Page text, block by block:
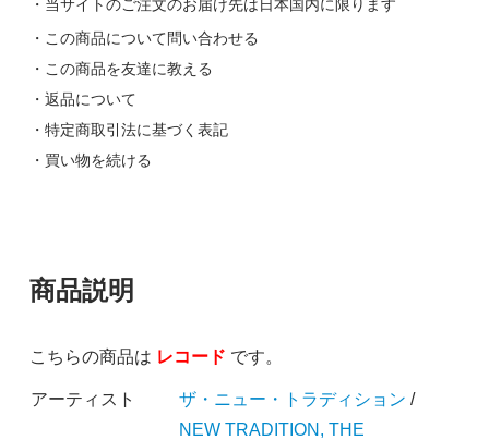
・当サイトのご注文のお届け先は日本国内に限ります
・この商品について問い合わせる
・この商品を友達に教える
・返品について
・特定商取引法に基づく表記
・買い物を続ける
商品説明
こちらの商品は レコード です。
アーティスト ザ・ニュー・トラディション /
NEW TRADITION, THE